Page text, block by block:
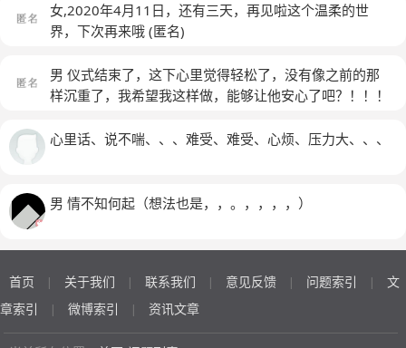
女,2020年4月11日，还有三天，再见啦这个温柔的世
界，下次再来哦 (匿名)
男 仪式结束了，这下心里觉得轻松了，没有像之前的那
样沉重了，我希望我这样做，能够让他安心了吧？！！！
的baba (匿名)
心里话、说不喘、、、难受、难受、心烦、压力大、、、
男 情不知何起（想法也是，，。，，，，）
首页 | 关于我们 | 联系我们 | 意见反馈 | 问题索引 |
文
章索引
| 微博索引 | 资讯文章